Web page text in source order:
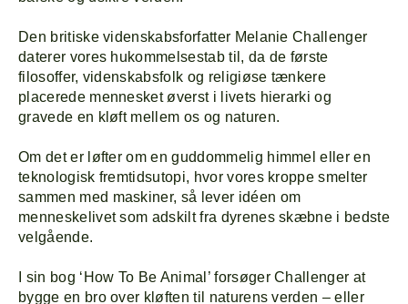
Den britiske videnskabsforfatter Melanie Challenger
daterer vores hukommelsestab til, da de første
filosoffer, videnskabsfolk og religiøse tænkere
placerede mennesket øverst i livets hierarki og
gravede en kløft mellem os og naturen.
Om det er løfter om en guddommelig himmel eller en
teknologisk fremtidsutopi, hvor vores kroppe smelter
sammen med maskiner, så lever idéen om
menneskelivet som adskilt fra dyrenes skæbne i bedste
velgående.
I sin bog ‘How To Be Animal’ forsøger Challenger at
bygge en bro over kløften til naturens verden – eller